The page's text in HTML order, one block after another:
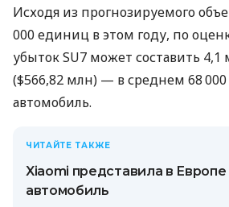
Исходя из прогнозируемого
000 единиц в этом году, по
убыток SU7 может составить
($566,82 млн) — в среднем 68
автомобиль.
ЧИТАЙТЕ ТАКЖЕ
Xiaomi представила в
автомобиль